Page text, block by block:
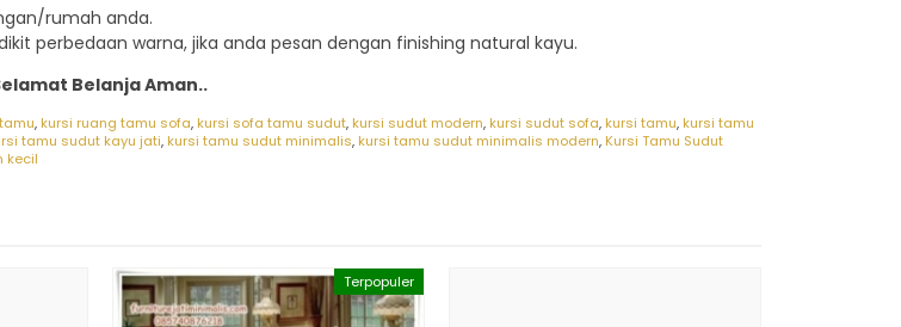
rumah anda.
perbedaan warna, jika anda pesan dengan finishing natural kayu.
Belanja Aman..
, kursi ruang tamu sofa, kursi sofa tamu sudut, kursi sudut modern, kursi sudut sofa, kursi tamu, kursi tamu
tamu sudut kayu jati, kursi tamu sudut minimalis, kursi tamu sudut minimalis modern, Kursi Tamu Sudut
kecil
Terpopuler